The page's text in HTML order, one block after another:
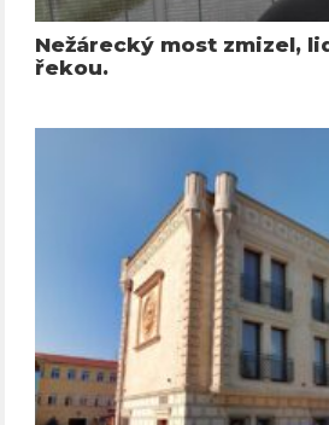
Nežárecký most zmizel,
řekou.